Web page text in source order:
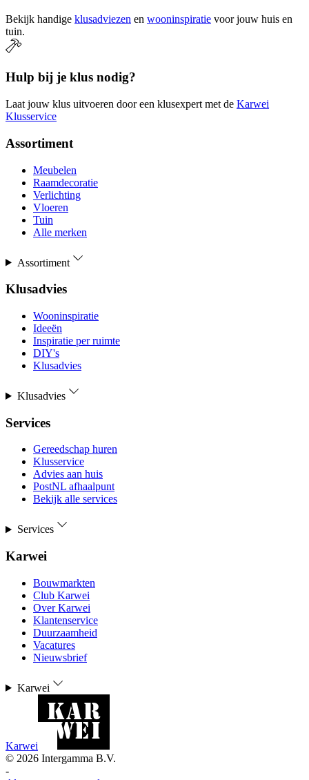
Bekijk handige klusadviezen en wooninspiratie voor jouw huis en
tuin.
Hulp bij je klus nodig?
Laat jouw klus uitvoeren door een klusexpert met de Karwei
Klusservice
Assortiment
Meubelen
Raamdecoratie
Verlichting
Vloeren
Tuin
Alle merken
Assortiment
Klusadvies
Wooninspiratie
Ideeën
Inspiratie per ruimte
DIY's
Klusadvies
Klusadvies
Services
Gereedschap huren
Klusservice
Advies aan huis
PostNL afhaalpunt
Bekijk alle services
Services
Karwei
Bouwmarkten
Club Karwei
Over Karwei
Klantenservice
Duurzaamheid
Vacatures
Nieuwsbrief
Karwei
Karwei
© 2026 Intergamma B.V.
-